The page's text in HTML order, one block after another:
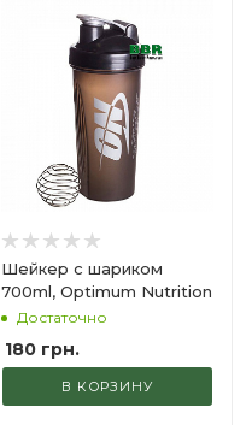
Шейкер с шариком
700ml, Optimum Nutrition
Достаточно
180грн.
В КОРЗИНУ